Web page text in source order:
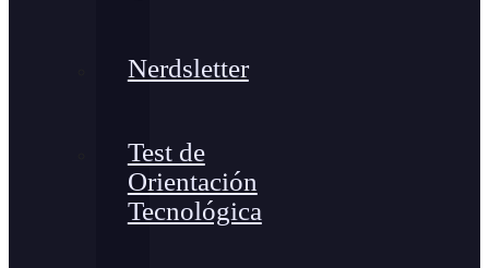
Nerdsletter
Test de
Orientación
Tecnológica